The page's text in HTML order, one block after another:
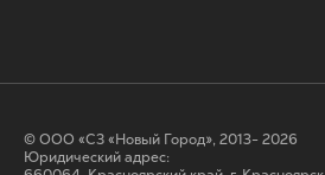
© ООО «СЗ «Новый Город», 2013- 2026
Юридический адрес: